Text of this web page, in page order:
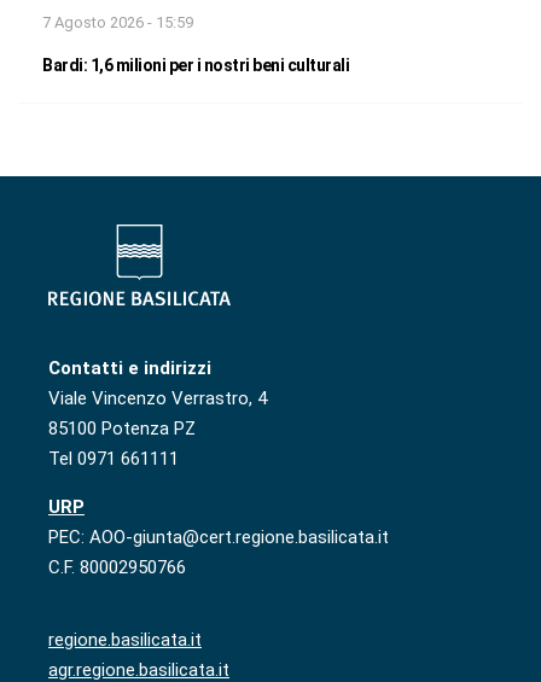
7 Agosto 2026 - 15:59
Bardi: 1,6 milioni per i nostri beni culturali
Contatti e indirizzi
Viale Vincenzo Verrastro, 4
85100 Potenza PZ
Tel 0971 661111
URP
PEC: AOO-giunta@cert.regione.basilicata.it
C.F. 80002950766
regione.basilicata.it
agr.regione.basilicata.it